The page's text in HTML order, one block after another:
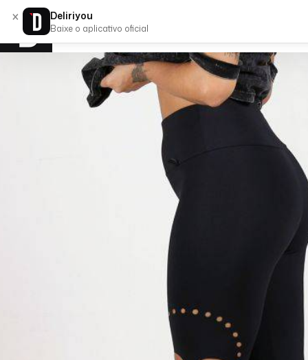
× Deliriyou
Baixe o aplicativo oficial